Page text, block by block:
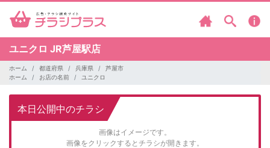
ユニクロ JR芦屋駅店
ホーム 都道府県 兵庫県
芦屋市
ホーム
お店の名前 ユニクロ
本日公開中のチラシ
画像はイメージです。
画像をクリックするとチラシが開きます。